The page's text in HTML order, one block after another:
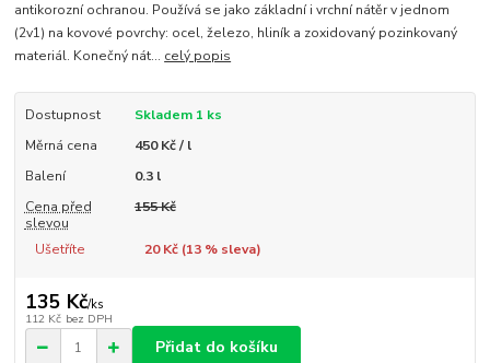
antikorozní ochranou. Používá se jako základní i vrchní nátěr v jednom
(2v1) na kovové povrchy: ocel, železo, hliník a zoxidovaný pozinkovaný
materiál. Konečný nát... celý popis
Dostupnost
Skladem 1 ks
Měrná cena
450 Kč / l
Balení
0.3 l
Cena před
slevou
155 Kč
Ušetříte 20 Kč (13% sleva)
135 Kč/ks
112 Kč bez DPH
Přidat do košíku